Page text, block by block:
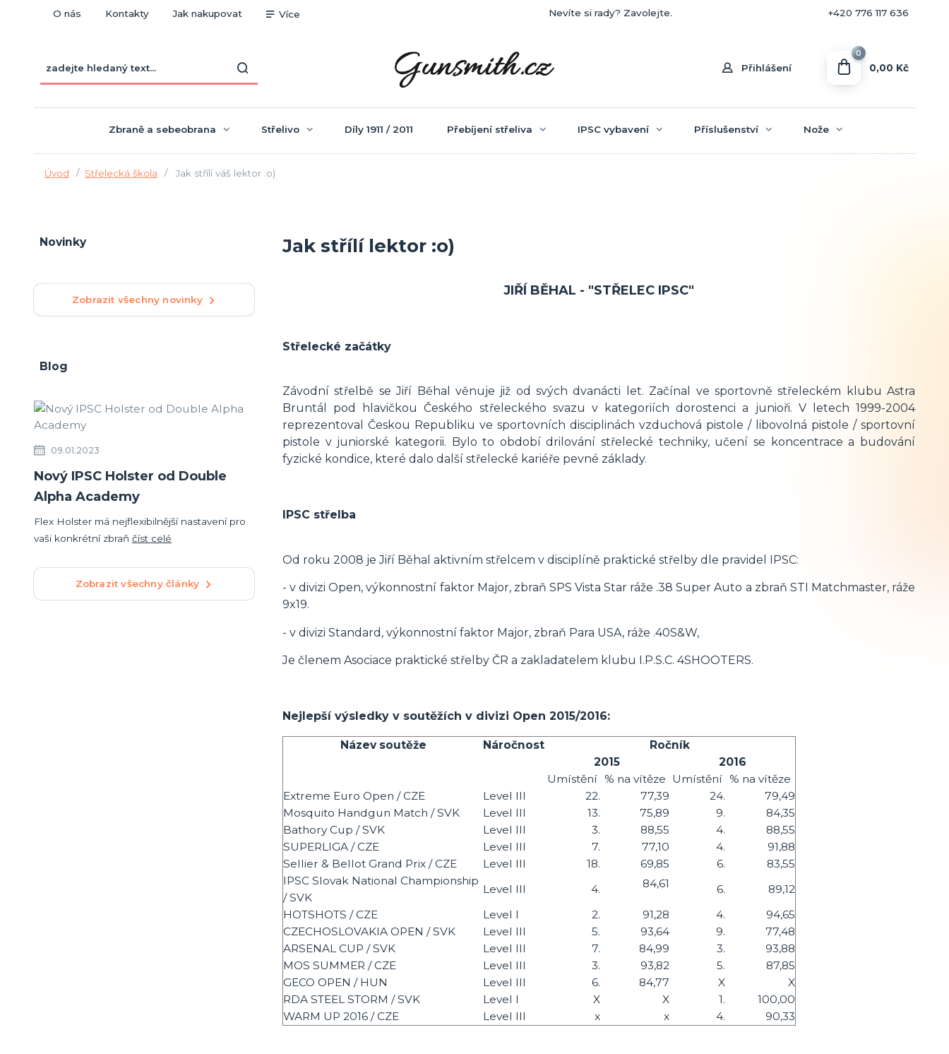
O nás Kontakty Jak nakupovat Více
Přihlášení
Nevíte si rady? Zavolejte. +420 776 117 636
0
0,00 Kč
Zbraně a sebeobrana Střelivo Díly 1911 / 2011 Přebíjení střeliva IPSC vybavení Příslušenství Nože
Úvod Střelecká škola Jak střílí váš lektor :o)
Novinky
Zobrazit všechny novinky
Blog
09.01.2023
Nový IPSC Holster od Double
Alpha Academy
Flex Holster má nejflexibilnější nastavení pro
vaši konkrétní zbraň číst celé
Zobrazit všechny články
Jak střílí lektor :o)
JIŘÍ BĚHAL - "STŘELEC IPSC"
Střelecké začátky
Závodní střelbě se Jiří Běhal věnuje již od svých dvanácti let. Začínal ve sportovně střeleckém klubu Astra
Bruntál pod hlavičkou Českého střeleckého svazu v kategoriích dorostenci a junioři. V letech 1999-2004
reprezentoval Českou Republiku ve sportovních disciplinách vzduchová pistole / libovolná pistole / sportovní
pistole v juniorské kategorii. Bylo to období drilování střelecké techniky, učení se koncentrace a budování
fyzické kondice, které dalo další střelecké kariéře pevné základy.
IPSC střelba
Od roku 2008 je Jiří Běhal aktivním střelcem v disciplíně praktické střelby dle pravidel IPSC:
- v divizi Open, výkonnostní faktor Major, zbraň SPS Vista Star ráže .38 Super Auto a zbraň STI Matchmaster, ráže
9x19.
- v divizi Standard, výkonnostní faktor Major, zbraň Para USA, ráže .40S&W,
Je členem Asociace praktické střelby ČR a zakladatelem klubu I.P.S.C. 4SHOOTERS.
Nejlepší výsledky v soutěžích v divizi Open 2015/2016:
Název soutěže Náročnost
Ročník
2015
2016
Umístění % na vítěze Umístění % na vítěze
Extreme Euro Open / CZE
Level III 22. 77,39 24.
79,49
Mosquito Handgun Match / SVK
Level III 13. 75,89 9.
84,35
Bathory Cup / SVK
Level III 3. 88,55 4.
88,55
SUPERLIGA / CZE
Level III 7. 77,10 4.
91,88
Sellier & Bellot Grand Prix / CZE
Level III 18. 69,85 6.
83,55
IPSC Slovak National Championship
/ SVK
Level III 4. 84,61 6.
89,12
HOTSHOTS / CZE
Level I 2. 91,28 4.
94,65
CZECHOSLOVAKIA OPEN / SVK
Level III 5. 93,64 9.
77,48
ARSENAL CUP / SVK
Level III 7. 84,99 3.
93,88
MOS SUMMER / CZE
Level III 3. 93,82 5.
87,85
GECO OPEN / HUN
Level III 6. 84,77 X
X
RDA STEEL STORM / SVK
Level I X X 1.
100,00
WARM UP 2016 / CZE
Level III x x 4. 90,33